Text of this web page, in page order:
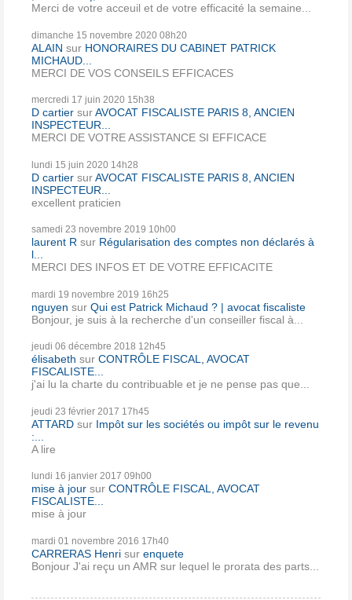
Merci de votre acceuil et de votre efficacité la semaine...
dimanche 15 novembre 2020 08h20
ALAIN sur HONORAIRES DU CABINET PATRICK
MICHAUD...
MERCI DE VOS CONSEILS EFFICACES
mercredi 17 juin 2020 15h38
D cartier surAVOCAT FISCALISTE PARIS 8, ANCIEN
INSPECTEUR...
MERCI DE VOTRE ASSISTANCE SI EFFICACE
lundi 15 juin 2020 14h28
D cartier surAVOCAT FISCALISTE PARIS 8, ANCIEN
INSPECTEUR...
excellent praticien
samedi 23 novembre 2019 10h00
laurent R sur Régularisation des comptes non déclarés à
l...
MERCI DES INFOS ET DE VOTRE EFFICACITE
mardi 19 novembre 2019 16h25
nguyen sur Qui est Patrick Michaud ? | avocat fiscaliste
Bonjour, je suis à la recherche d'un conseiller fiscal à...
jeudi 06 décembre 2018 12h45
élisabeth sur CONTRÔLE FISCAL, AVOCAT
FISCALISTE...
j'ai lu la charte du contribuable et je ne pense pas que...
jeudi 23 février 2017 17h45
ATTARD sur Impôt sur les sociétés ou impôt sur le revenu
:...
A lire
lundi 16 janvier 2017 09h00
mise à jour sur CONTRÔLE FISCAL, AVOCAT
FISCALISTE...
mise à jour
mardi 01 novembre 2016 17h40
CARRERAS Henri sur enquete
Bonjour J'ai reçu un AMR sur lequel le prorata des parts...